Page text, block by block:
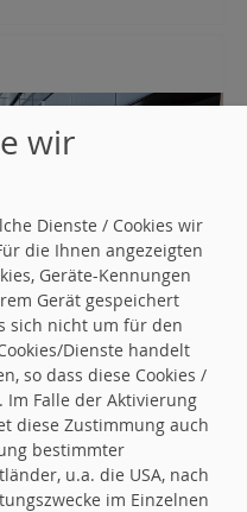
wir
Dienste / Cookies wir
die Ihnen angezeigten
Geräte-Kennungen
Gerät gespeichert
sich nicht um für den
Dienste handelt
so dass diese Cookies /
Falle der Aktivierung
diese Zustimmung auch
bestimmter
u.a. die USA, nach
im Einzelnen